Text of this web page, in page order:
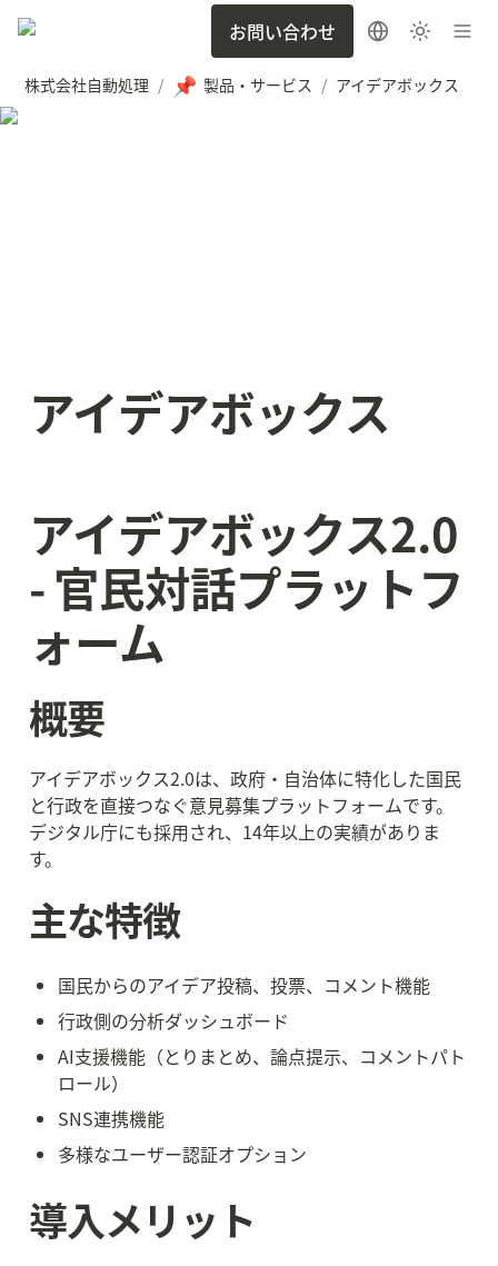
お問い合わせ
株式会社自動処理 / 📌 製品・サービス / アイデアボックス
アイデアボックス
アイデアボックス2.0
- 官民対話プラットフ
ォーム
概要
アイデアボックス2.0は、政府・自治体に特化した国民
と行政を直接つなぐ意見募集プラットフォームです。
デジタル庁にも採用され、14年以上の実績がありま
す。
主な特徴
国民からのアイデア投稿、投票、コメント機能
行政側の分析ダッシュボード
AI支援機能（とりまとめ、論点提示、コメントパト
ロール）
SNS連携機能
多様なユーザー認証オプション
導入メリット